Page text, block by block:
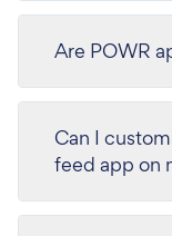
Are POWR
Can I
feed app on